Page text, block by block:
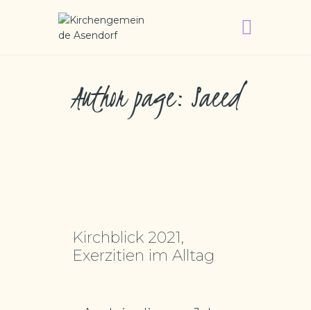
Author page: Saeed
WILLKOMMEN
GOTTESDIENSTE
Kirchblick 2021,
Exerzitien im Alltag